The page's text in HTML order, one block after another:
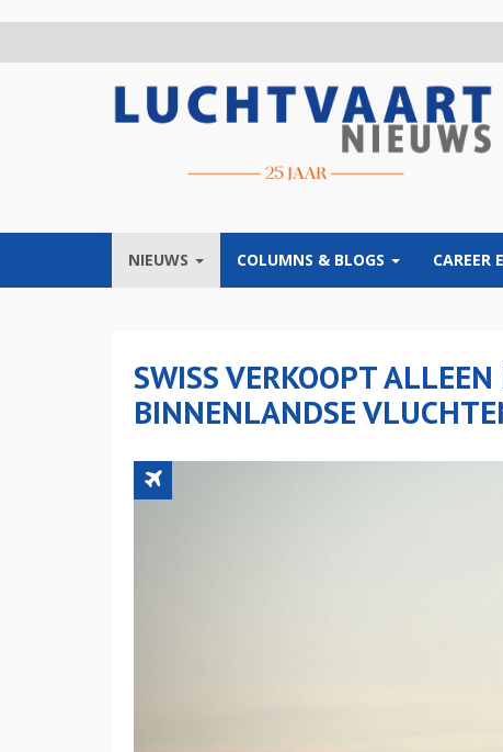
NIEUWS COLUMNS & BLOGS CAREER
SWISS VERKOOPT
BINNENLANDSE